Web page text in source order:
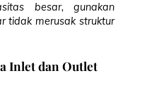
besar, gunakan
tidak merusak struktur
Inlet dan Outlet